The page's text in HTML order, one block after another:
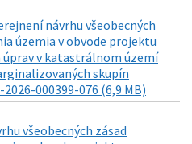
návrhu všeobecných
územia v obvode projektu
úprav v katastrálnom území
skupín
000399-076 (6,9 MB)
všeobecných zásad